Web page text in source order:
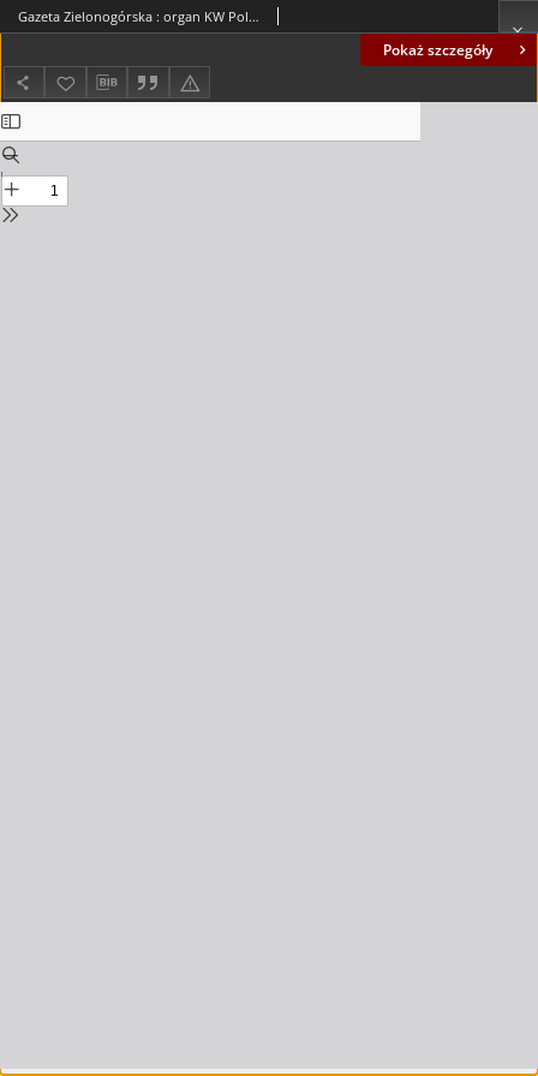
Pokaż szczegóły
Gazeta Zielonogórska : organ KW Polskiej Zjednoczonej Partii Robotniczej R. XVIII Nr 46 (24 lutego 1969). - Wyd. A